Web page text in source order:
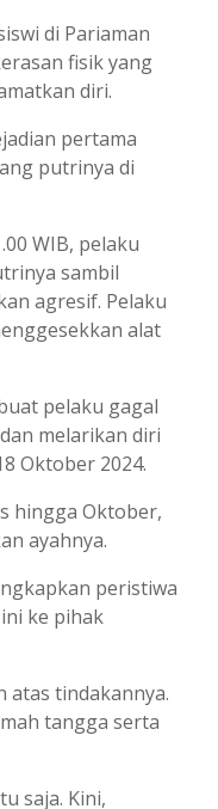
di Pariaman
fisik yang
diri.
pertama
putrinya di
WIB, pelaku
sambil
agresif. Pelaku
alat
pelaku gagal
melarikan diri
Oktober 2024.
hingga Oktober,
ayahnya.
peristiwa
ke pihak
atas tindakannya.
tangga serta
saja. Kini,